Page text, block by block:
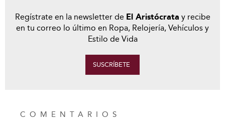
Regístrate en la newsletter de El Aristócrata y recibe
en tu correo lo último en Ropa, Relojería, Vehículos y
Estilo de Vida
SUSCRÍBETE
COMENTARIOS